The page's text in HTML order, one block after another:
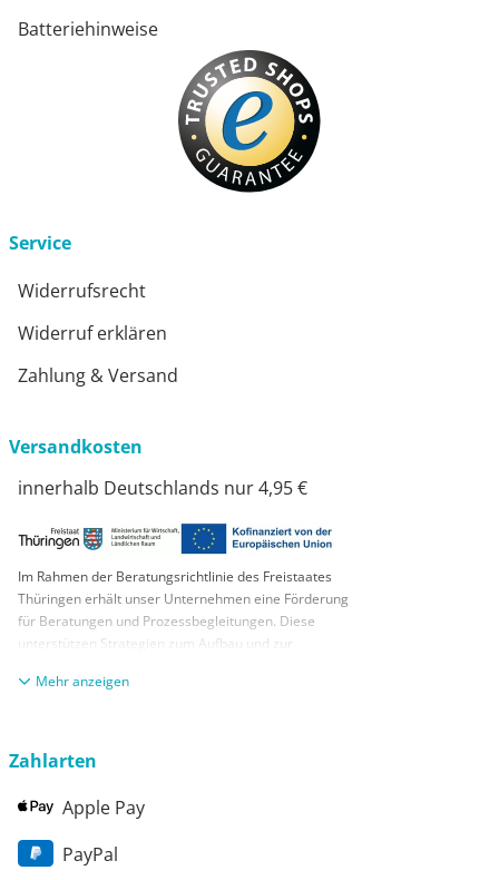
Batteriehinweise
Service
Widerrufsrecht
Widerruf erklären
Zahlung & Versand
Versandkosten
innerhalb Deutschlands nur 4,95 €
Im Rahmen der Beratungsrichtlinie des Freistaates
Thüringen erhält unser Unternehmen eine Förderung
für Beratungen und Prozessbegleitungen. Diese
unterstützen Strategien zum Aufbau und zur
KMUs. Die daraus resultierenden Ergebnisse und
aus Mitteln des Europäischen Sozialfonds Plus und
anzeigen
Zahlarten
Apple Pay
PayPal